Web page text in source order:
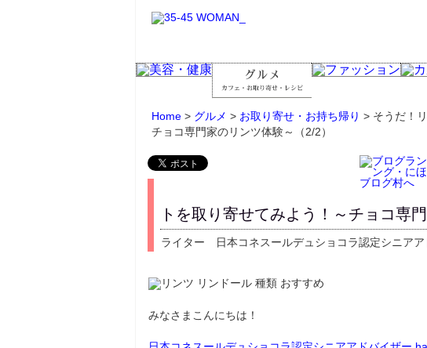
Home > グルメ > お取り寄せ・お持ち帰り > そうだ！
チョコ専門家のリンツ体験～（2/2）
トを取り寄せてみよう！～チョコ専
ライター 日本コネスールデュショコラ認定シニア
みなさまこんにちは！